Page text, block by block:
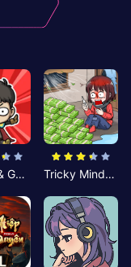
Heroes & Gear? Yoink! Tricky Minds: Brainy Puzzle